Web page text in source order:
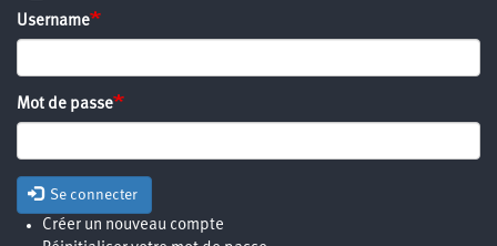
Username
Mot de passe
Se connecter
Créer un nouveau compte